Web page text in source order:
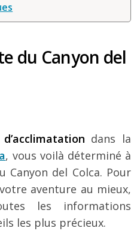
du Canyon del
dans la
, vous voilà déterminé à
del Colca. Pour
aventure au mieux,
les informations
les plus précieux.